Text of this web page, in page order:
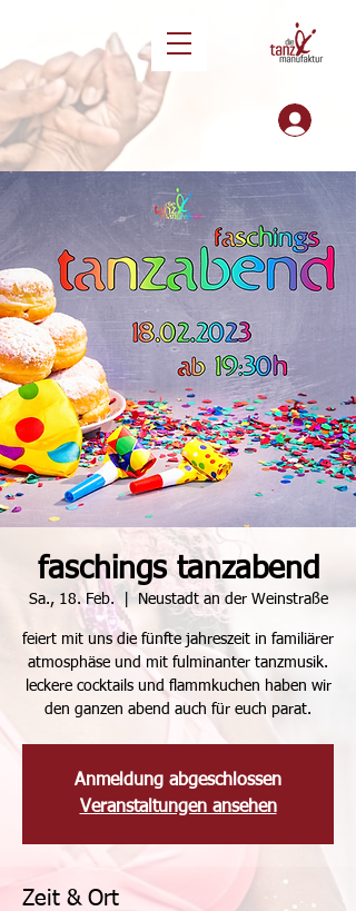
faschings tanzabend
Sa., 18. Feb.
  |
Neustadt an der Weinstraße
feiert mit uns die fünfte jahreszeit in familiärer
atmosphäse und mit fulminanter tanzmusik.
leckere cocktails und flammkuchen haben wir
den ganzen abend auch für euch parat.
Anmeldung abgeschlossen
Veranstaltungen ansehen
Zeit & Ort